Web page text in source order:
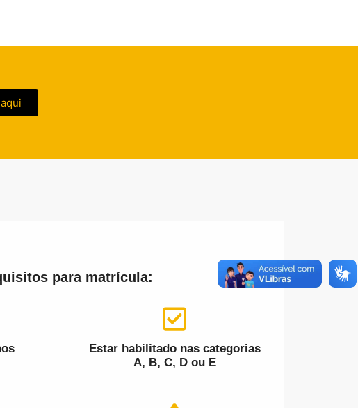
para matrícula:
Estar habilitado nas categorias
A, B, C, D ou E